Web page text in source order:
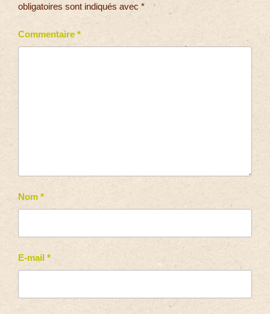
obligatoires sont indiqués avec *
Commentaire *
Nom *
E-mail *